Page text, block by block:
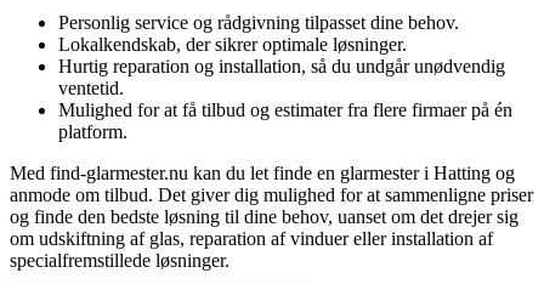
Personlig service og rådgivning tilpasset dine behov.
Lokalkendskab, der sikrer optimale løsninger.
Hurtig reparation og installation, så du undgår unødvendig
ventetid.
Mulighed for at få tilbud og estimater fra flere firmaer på én
platform.
Med find-glarmester.nu kan du let finde en glarmester i Hatting og
anmode om tilbud. Det giver dig mulighed for at sammenligne priser
og finde den bedste løsning til dine behov, uanset om det drejer sig
om udskiftning af glas, reparation af vinduer eller installation af
specialfremstillede løsninger.